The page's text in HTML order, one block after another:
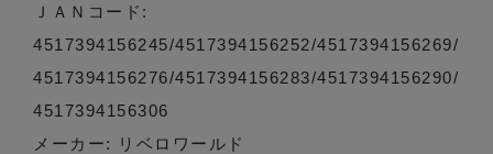
ＪＡＮコード:
4517394156245/4517394156252/4517394156269/
4517394156276/4517394156283/4517394156290/
4517394156306
メーカー: リベロワールド